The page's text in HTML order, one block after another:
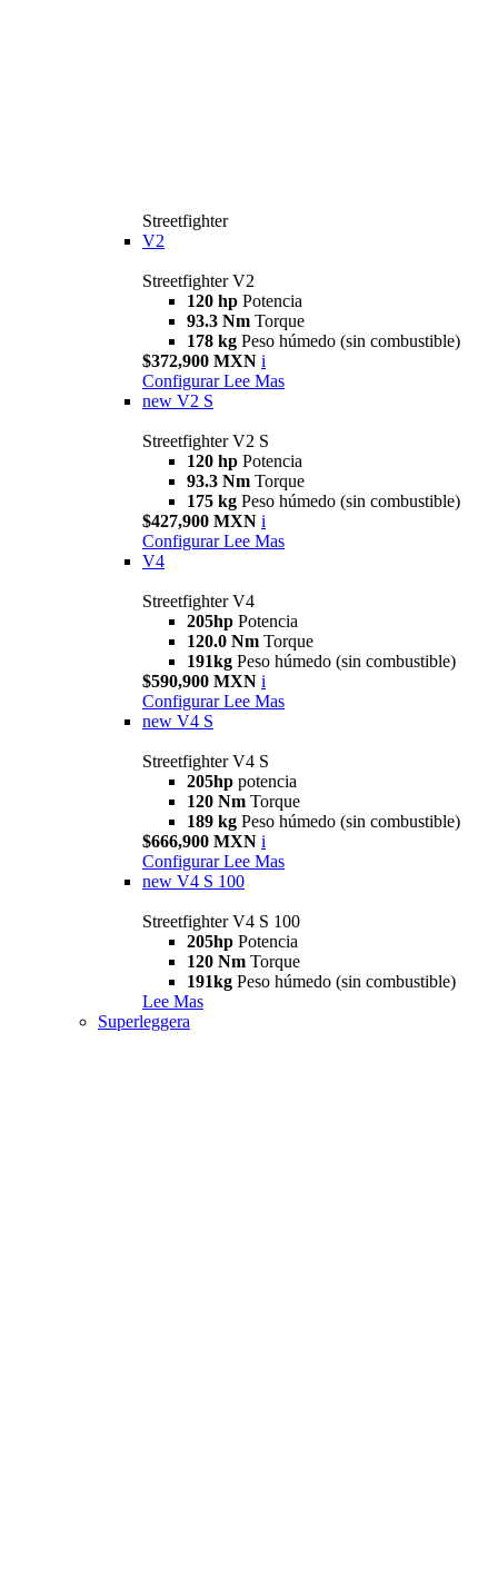
Streetfighter
V2
Streetfighter V2
120 hp Potencia
93.3 Nm Torque
178 kg Peso húmedo (sin combustible)
$372,900 MXN i
Configurar Lee Mas
new V2 S
Streetfighter V2 S
120 hp Potencia
93.3 Nm Torque
175 kg Peso húmedo (sin combustible)
$427,900 MXN i
Configurar Lee Mas
V4
Streetfighter V4
205hp Potencia
120.0 Nm Torque
191kg Peso húmedo (sin combustible)
$590,900 MXN i
Configurar Lee Mas
new V4 S
Streetfighter V4 S
205hp potencia
120 Nm Torque
189 kg Peso húmedo (sin combustible)
$666,900 MXN i
Configurar Lee Mas
new V4 S 100
Streetfighter V4 S 100
205hp Potencia
120 Nm Torque
191kg Peso húmedo (sin combustible)
Lee Mas
Superleggera